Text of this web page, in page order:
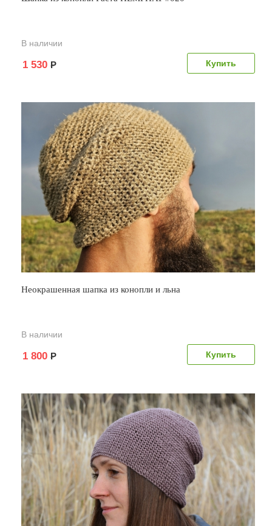
В наличии
1 530 Р
Неокрашенная шапка из конопли и льна
В наличии
1 800 Р